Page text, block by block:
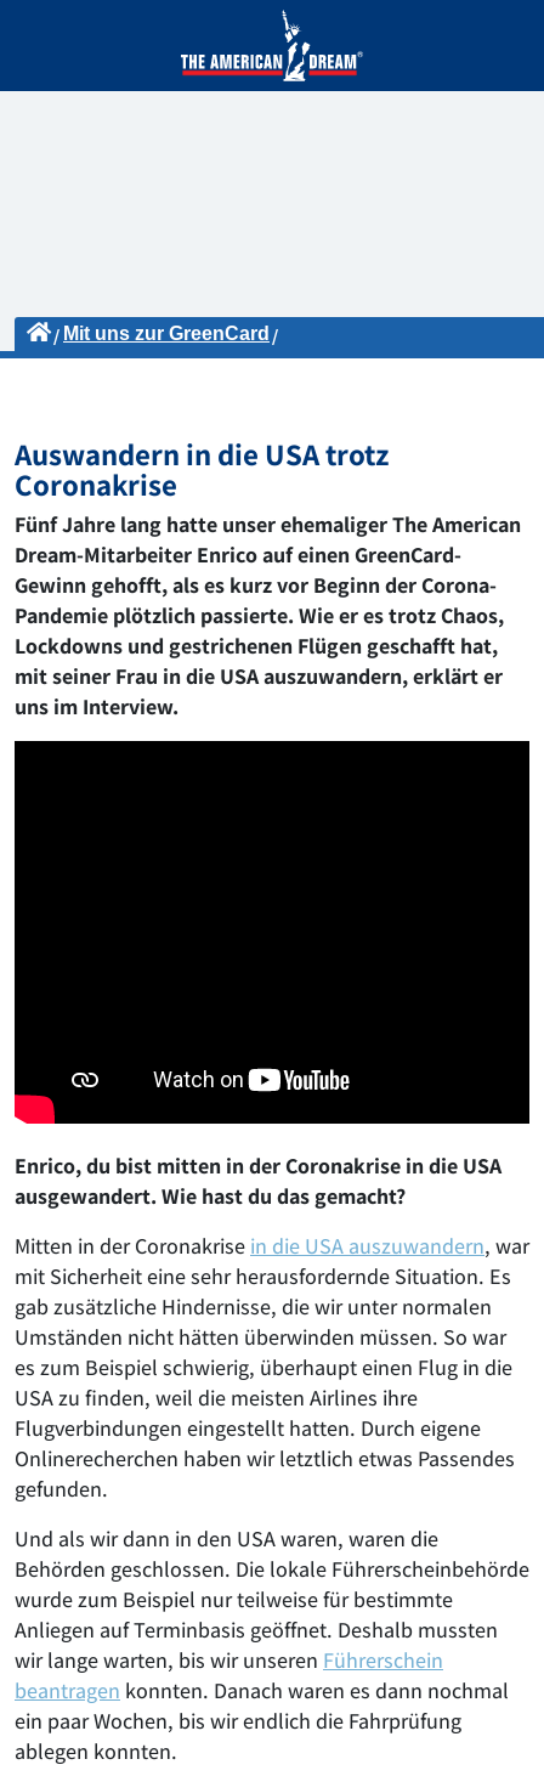
Mit uns zur GreenCard
Auswandern in die USA trotz
Coronakrise
Fünf Jahre lang hatte unser ehemaliger The American
Dream-Mitarbeiter Enrico auf einen GreenCard-
Gewinn gehofft, als es kurz vor Beginn der Corona-
Pandemie plötzlich passierte. Wie er es trotz Chaos,
Lockdowns und gestrichenen Flügen geschafft hat,
mit seiner Frau in die USA auszuwandern, erklärt er
uns im Interview.
Enrico, du bist mitten in der Coronakrise in die USA
ausgewandert. Wie hast du das gemacht?
Mitten in der Coronakrise in die USA auszuwandern, war
mit Sicherheit eine sehr herausfordernde Situation. Es
gab zusätzliche Hindernisse, die wir unter normalen
Umständen nicht hätten überwinden müssen. So war
es zum Beispiel schwierig, überhaupt einen Flug in die
USA zu finden, weil die meisten Airlines ihre
Flugverbindungen eingestellt hatten. Durch eigene
Onlinerecherchen haben wir letztlich etwas Passendes
gefunden.
Und als wir dann in den USA waren, waren die
Behörden geschlossen. Die lokale Führerscheinbehörde
wurde zum Beispiel nur teilweise für bestimmte
Anliegen auf Terminbasis geöffnet. Deshalb mussten
wir lange warten, bis wir unseren Führerschein
beantragen konnten. Danach waren es dann nochmal
ein paar Wochen, bis wir endlich die Fahrprüfung
ablegen konnten.